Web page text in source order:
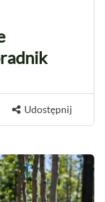
Udostępnij